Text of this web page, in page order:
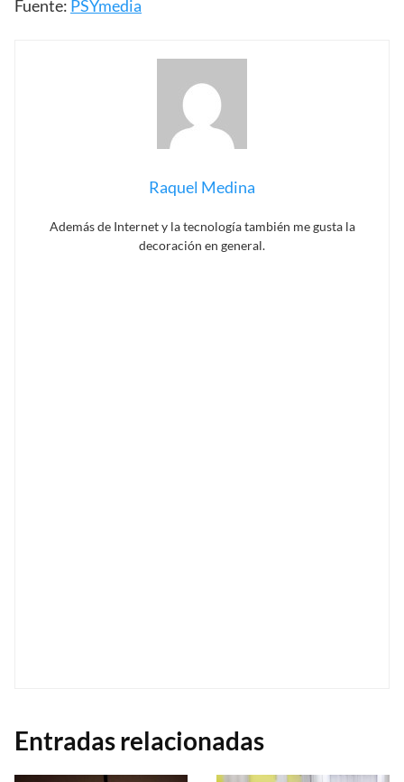
Fuente: PSYmedia
Raquel Medina
Además de Internet y la tecnología también me gusta la
decoración en general.
Entradas relacionadas